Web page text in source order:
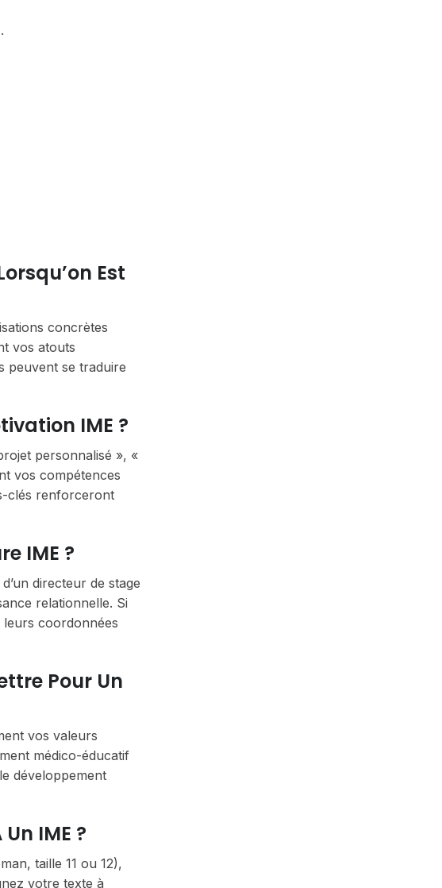
Est
concrètes
vos atouts
peuvent se traduire
IME ?
personnalisé », «
vos compétences
clés renforceront
IME ?
directeur de stage
relationnelle. Si
leurs coordonnées
Pour Un
vos valeurs
médico-éducatif
développement
IME ?
taille 11 ou 12),
votre texte à